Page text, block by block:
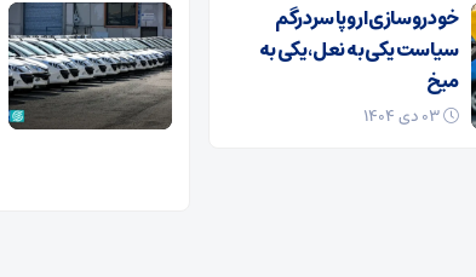
خودروسازی اروپا سردرگم
سیاست یکی به نعل، یکی به
میخ